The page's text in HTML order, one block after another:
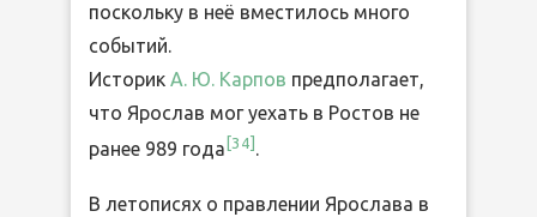
поскольку в неё вместилось много
событий.
Историк А. Ю. Карпов предполагает,
что Ярослав мог уехать в Ростов не
ранее 989 года 34 .
В летописях о правлении Ярослава в